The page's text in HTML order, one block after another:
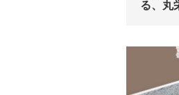
る、丸